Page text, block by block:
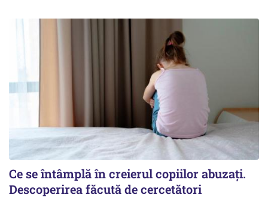
Ce se întâmplă în creierul copiilor abuzați.
Descoperirea făcută de cercetători